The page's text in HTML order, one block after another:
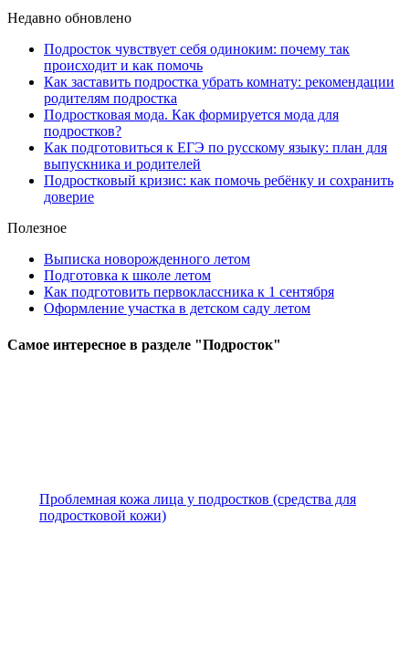
Недавно обновлено
Подросток чувствует себя одиноким: почему так
происходит и как помочь
Как заставить подростка убрать комнату: рекомендации
родителям подростка
Подростковая мода. Как формируется мода для
подростков?
Как подготовиться к ЕГЭ по русскому языку: план для
выпускника и родителей
Подростковый кризис: как помочь ребёнку и сохранить
доверие
Полезное
Выписка новорожденного летом
Подготовка к школе летом
Как подготовить первоклассника к 1 сентября
Оформление участка в детском саду летом
Самое интересное в разделе "Подросток"
Проблемная кожа лица у подростков (средства для
подростковой кожи)